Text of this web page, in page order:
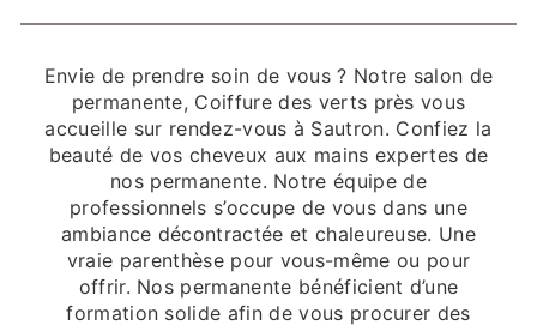
Envie de prendre soin de vous ? Notre salon de
permanente, Coiffure des verts près vous
accueille sur rendez-vous à Sautron. Confiez la
beauté de vos cheveux aux mains expertes de
nos permanente. Notre équipe de
professionnels s’occupe de vous dans une
ambiance décontractée et chaleureuse. Une
vraie parenthèse pour vous-même ou pour
offrir. Nos permanente bénéficient d’une
formation solide afin de vous procurer des